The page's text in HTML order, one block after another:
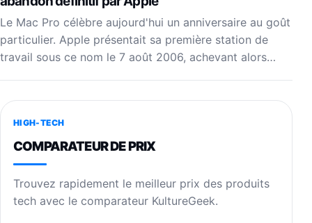
Le Mac Pro célèbre aujourd'hui un anniversaire au goût
particulier. Apple présentait sa première station de
travail sous ce nom le 7 août 2006, achevant alors…
HIGH-TECH
COMPARATEUR DE PRIX
Trouvez rapidement le meilleur prix des produits
tech avec le comparateur KultureGeek.